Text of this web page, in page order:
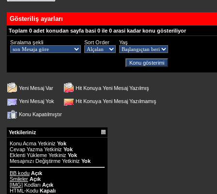
Gösteriliş ayarları
Toplam 0 adet konudan sayfa basi 0 ile 0 arasi kadar konu gösteriliyor
Sıralama şekli
Sort Order Yaş
Yeni Mesaj Var Hit Konuya Yeni Mesaj Yazılmış
Yeni Mesaj Yok Hit Konuya Yeni Mesaj Yazılmamış
Konu Kapatılmıştır
Yetkileriniz
Konu Acma Yetkiniz Yok
Cevap Yazma Yetkiniz Yok
Eklenti Yükleme Yetkiniz Yok
Mesajınızı Değiştirme Yetkiniz Yok
BB kodu Açık
Smileler Açık
[IMG] Kodları Açık
HTML-Kodu Kapalı